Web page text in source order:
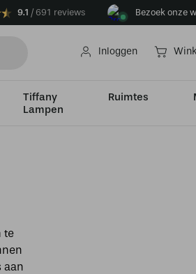
9.1 691 reviews Bezoek onze
Inloggen
Tiffany
Lampen
Ruimtes
te
aan